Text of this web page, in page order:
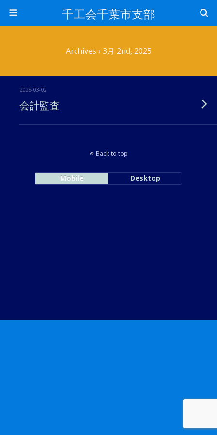
千工会千葉市支部
Archives › 3月 2nd, 2025
2025-03-02
会計監査
Back to top
Mobile Desktop